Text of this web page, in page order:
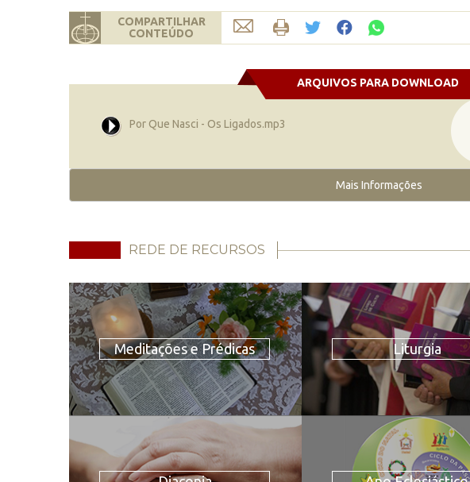
COMPARTILHAR
CONTEÚDO
ARQUIVOS PARA DOWNLOAD
Por Que Nasci - Os Ligados.mp3
Mais Informações
REDE DE RECURSOS
Meditações e Prédicas Liturgia